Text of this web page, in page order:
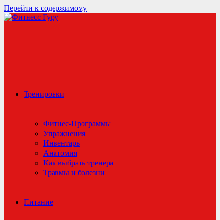
Перейти к содержимому
Тренировки
Фитнес-Программы
Упражнения
Инвентарь
Анатомия
Как выбрать тренера
Травмы и болезни
Питание